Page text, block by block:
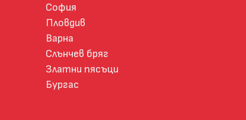
София
Пловдив
Варна
Слънчев бряг
Златни пясъци
Бургас